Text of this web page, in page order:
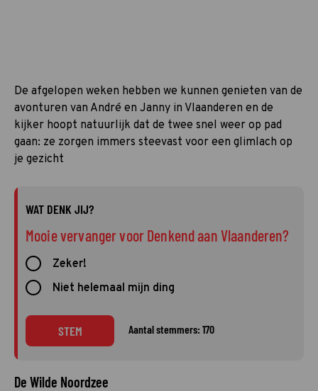
De afgelopen weken hebben we kunnen genieten van de
avonturen van André en Janny in Vlaanderen en de
kijker hoopt natuurlijk dat de twee snel weer op pad
gaan: ze zorgen immers steevast voor een glimlach op
je gezicht
WAT DENK JIJ?
Mooie vervanger voor Denkend aan Vlaanderen?
Zeker!
Niet helemaal mijn ding
STEM Aantal stemmers: 170
De Wilde Noordzee